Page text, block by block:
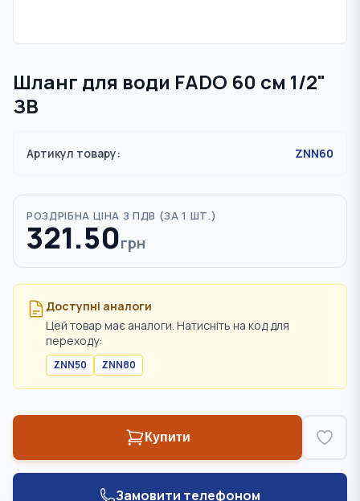
Шланг для води FADO 60 см 1/2"
ЗВ
Артикул товару: ZNN60
РОЗДРІБНА ЦІНА З ПДВ (ЗА 1 ШТ.)
321.50грн
Доступні аналоги
Цей товар має аналоги. Натисніть на код для
переходу:
ZNN50 ZNN80
Купити
Замовити телефоном